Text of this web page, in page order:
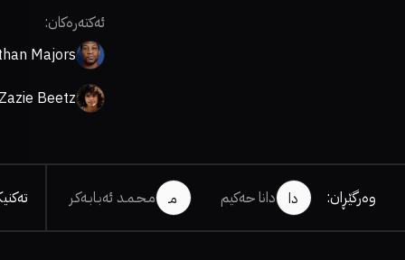
ئەکتەرەکان:
Majors
Zazie Beetz
وەرگێڕان: دا دانا حەکیم مـ مـحـمـد ئەبـابـەکـر